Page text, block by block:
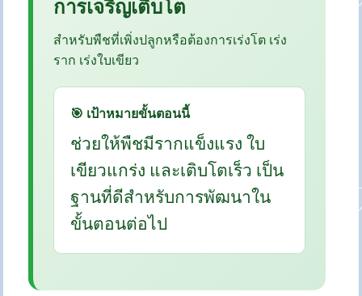
การเจริญเติบโต
สำหรับพืชที่เพิ่งปลูกหรือต้องการเร่งโต เร่ง
ราก เร่งใบเขียว
🎯 เป้าหมายขั้นตอนนี้
ช่วยให้พืชมีรากแข็งแรง ใบ
เขียวแกร่ง และเติบโตเร็ว เป็น
ฐานที่ดีสำหรับการพัฒนาใน
ขั้นตอนต่อไป